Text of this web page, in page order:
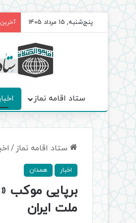
پنج‌شنبه, 15 مرداد 1405
ستاد اقامه نماز اخبار
ستاد اقامه نماز /
اخبار همدان
برپایی موکب
ملت ایران